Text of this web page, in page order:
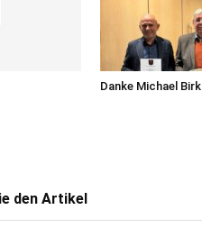
Danke Michael Birk
den Artikel